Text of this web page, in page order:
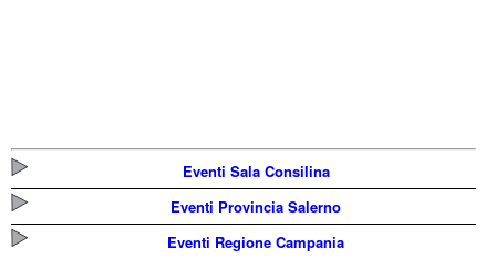
Eventi Sala Consilina
Eventi Provincia Salerno
Eventi Regione Campania